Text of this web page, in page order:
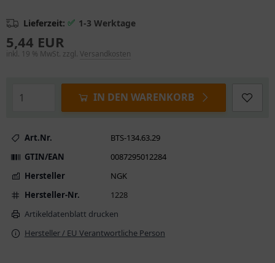
Lieferzeit: ✅ 1-3 Werktage
5,44 EUR
inkl. 19 % MwSt. zzgl. Versandkosten
IN DEN WARENKORB
Art.Nr.
BTS-134.63.29
GTIN/EAN
0087295012284
Hersteller
NGK
Hersteller-Nr.
1228
Artikeldatenblatt drucken
Hersteller / EU Verantwortliche Person